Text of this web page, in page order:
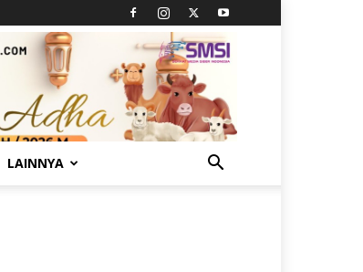
LAINNYA